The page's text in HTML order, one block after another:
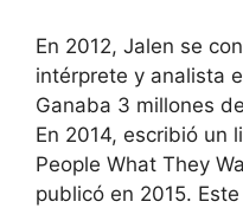
En 2012, Jalen se
intérprete y analista
Ganaba 3 millones
En 2014, escribió un
People What They
publicó en 2015.